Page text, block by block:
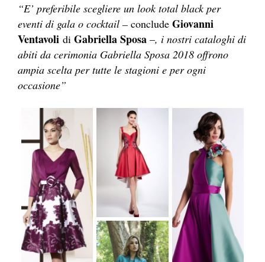
“E’ preferibile scegliere un look total black per
eventi di gala o cocktail – conclude Giovanni
Ventavoli di Gabriella Sposa –, i nostri cataloghi di
abiti da cerimonia Gabriella Sposa 2018 offrono
ampia scelta per tutte le stagioni e per ogni
occasione”